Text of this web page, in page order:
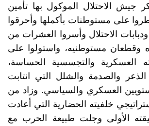
جيش الاحتلال الموكول بها تأمين
على مستوطنات بأكملها وأحرقوا
الاحتلال وأسروا العشرات من
مستوطنيه، واستولوا على
العسكرية والتجسسية الحساسة،
والصدمة والشلل التي انتابت
العسكري والسياسي. وزاد من
خلفيته الحضارية التي أعادت
الأولى وجلت طبيعة الحرب مع